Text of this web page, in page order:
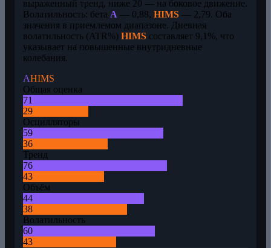
выраженный тренд, ниже 20 — на боковое движение.
Волатильность: бета A — 0,88, HIMS — 2,79. Оба
значения в приемлемом диапазоне. Дневная
волатильность (ATR%) HIMS составляет 9,1%, что
указывает на повышенные внутридневные
колебания.
AHIMS
Общая оценка
71
29
Осцилляторы
59
36
Тренд
76
43
Объём
44
38
Волатильность
60
43